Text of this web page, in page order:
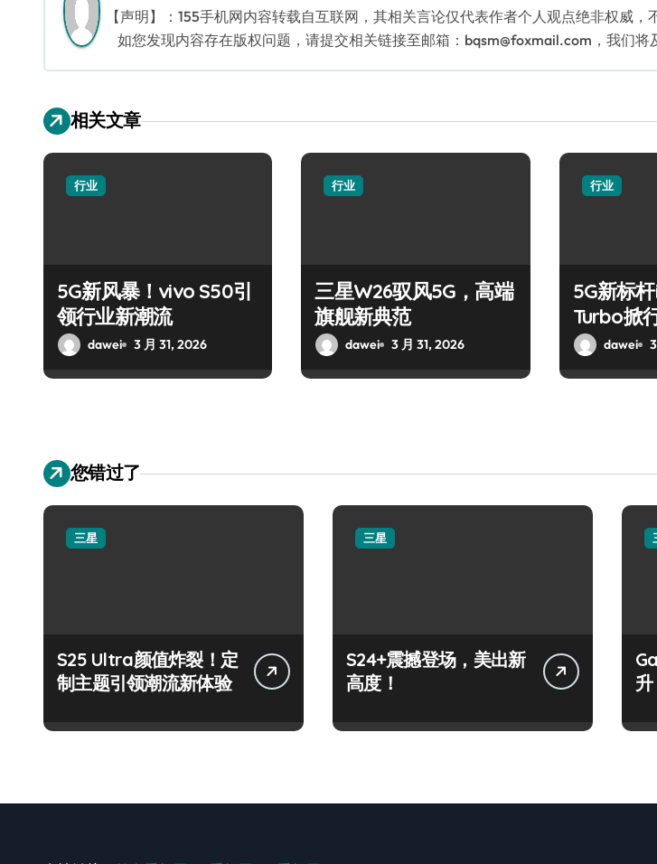
航
【声明】：155手机网内容转载自互联网，其相关言论仅代表作者个人观点绝非权威，
如您发现内容存在版权问题，请提交相关链接至邮箱：bqsm@foxmail.com，我们将
相关文章
行业
5G新风暴！vivo S50引
领行业新潮流
dawei 3 月 31, 2026
行业
三星W26驭风5G，高端
旗舰新典范
dawei 3 月 31, 2026
行业
5G新标
Turbo掀
dawei
您错过了
三星
S25 Ultra颜值炸裂！定
制主题引领潮流新体验
三星
S24+震撼登场，美出新
高度！